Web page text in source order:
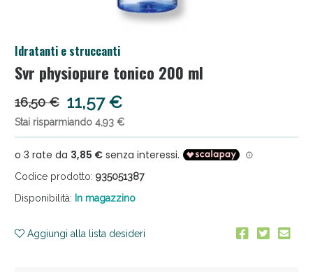
Idratanti e struccanti
Svr physiopure tonico 200 ml
16,50 € 11,57 €
Stai risparmiando 4,93 €
Codice prodotto: 935051387
Disponibilità: In magazzino
Aggiungi alla lista desideri
Salini e Multivitaminici: oggi Sconto extra fino al